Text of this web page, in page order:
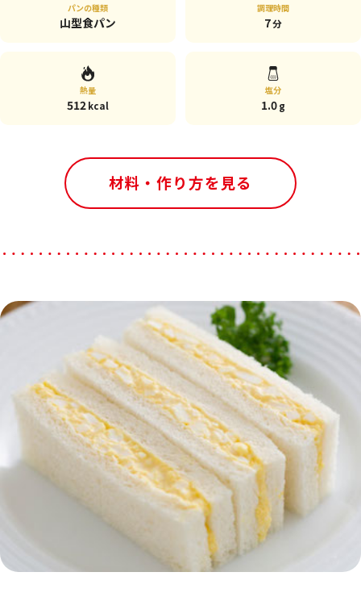
パンの種類
山型食パン
調理時間
7分
熱量
512kcal
塩分
1.0g
材料・作り方を見る